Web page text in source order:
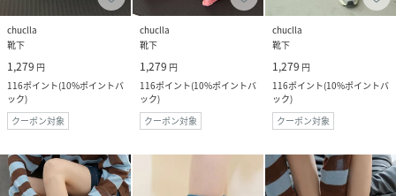
chuclla
靴下
1,279 円
116ポイント(10%ポイントバ
ック)
クーポン対象
chuclla
靴下
1,279 円
116ポイント(10%ポイントバ
ック)
クーポン対象
chuclla
靴下
1,279 円
116ポイント(10%ポイントバ
ック)
クーポン対象